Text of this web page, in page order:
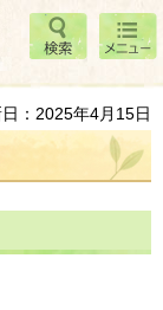
検索
メニ
ュー
：2025年4月15日